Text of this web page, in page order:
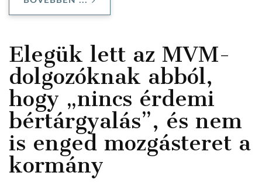
Elegük lett az MVM-
dolgozóknak abból,
hogy „nincs érdemi
bértárgyalás”, és nem
is enged mozgásteret a
kormány